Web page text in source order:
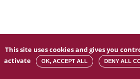
This site uses cookies and gives you
activate
OK, ACCEPT ALL DENY ALL